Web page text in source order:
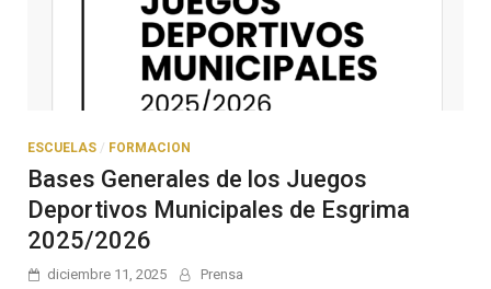
ESCUELAS / FORMACION
Bases Generales de los Juegos
Deportivos Municipales de Esgrima
2025/2026
diciembre 11, 2025 Prensa